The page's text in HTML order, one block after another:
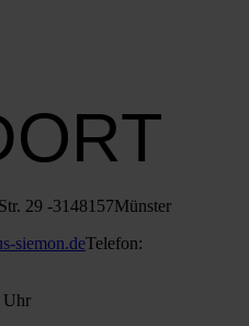
29 ‑3148157Müns­ter
siemon.deTele­fon:
Uhr